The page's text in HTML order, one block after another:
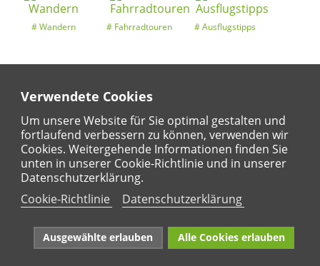
Verwendete Cookies
Um unsere Website für Sie optimal gestalten und
fortlaufend verbessern zu können, verwenden wir
Cookies. Weitergehende Informationen finden Sie
unten in unserer Cookie-Richtlinie und in unserer
Datenschutzerklärung.
Cookie-Richtlinie
Datenschutzerklärung
Ausgewählte erlauben Alle Cookies erlauben
Wandern Fahrradtouren Ausflugstipps
Entdeckertouren Ansichten
Regional
Karte